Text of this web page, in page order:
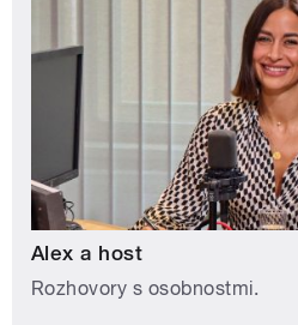
Alex a host
Rozhovory s osobnostmi.